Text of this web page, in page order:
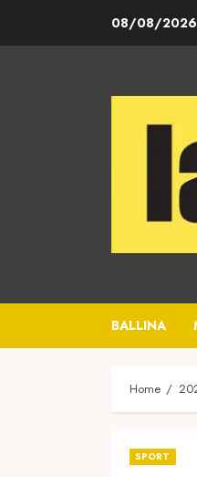
08/08/2026
BALLINA
Home
SPORT